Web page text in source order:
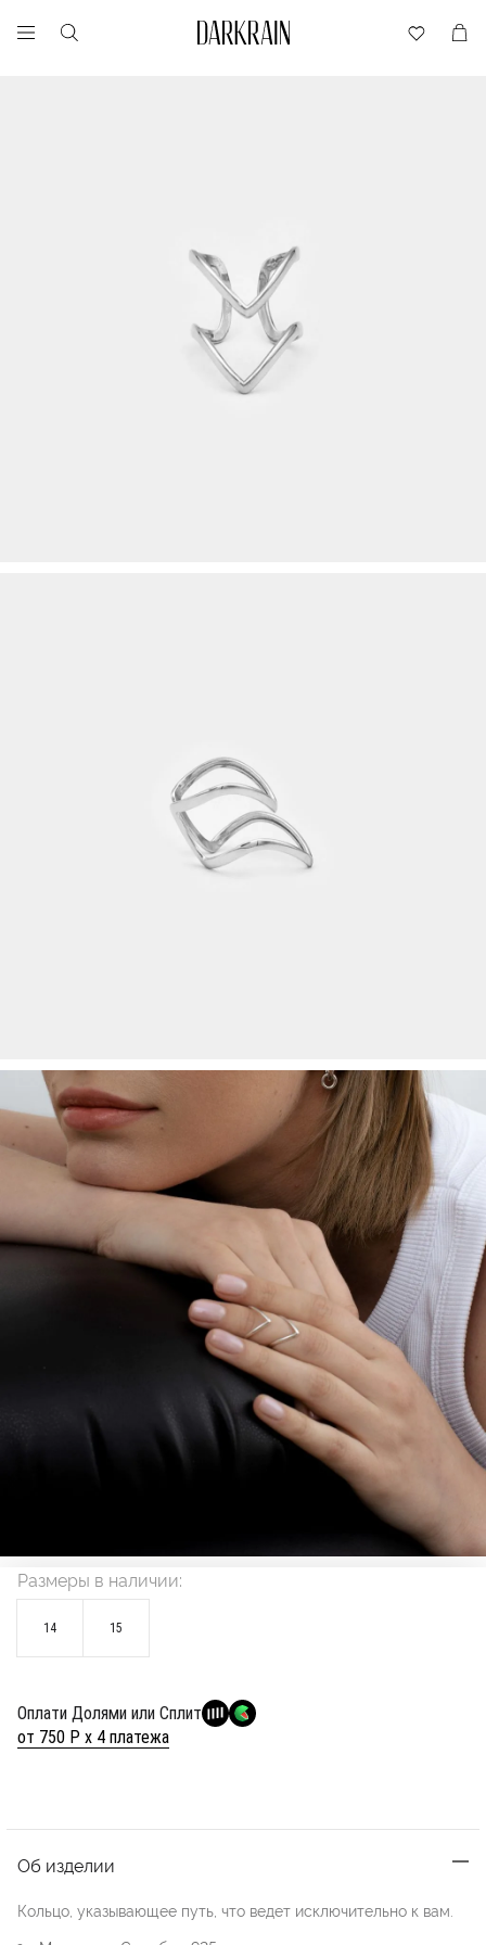
Размеры в наличии:
14 15
Оплати Долями или Сплит
от 750 Р х 4 платежа
Об изделии
Кольцо, указывающее путь, что ведет исключительно к вам.